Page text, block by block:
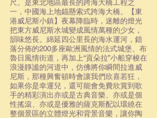
尺。是東北地區最長的跨海大橋工程之
一，中國海上地錨懸索式跨海大橋。【東
港威尼斯小鎮】夜幕降臨時，迷離的燈光
把東方威尼斯水城變成風情萬種的少女，
韻味悠長。綿延四公里長的海水運河，錯
落分佈的200多座歐洲風情的法式城堡、布
魯日風情街道，再加上“貢朵拉”小船穿梭在
浪漫靜謐的河道中，仿佛將你瞬間拉進威
尼斯，那種興奮頓時會讓我們欣喜若狂，
如果你是幸運兒，還可能會免費欣賞到歌
手的精彩演出亦或是古典音樂、亦或是個
性搖滾、亦或是優雅的薩克斯配以環繞在
整個景區的立體燈光和背景音樂，讓你陶